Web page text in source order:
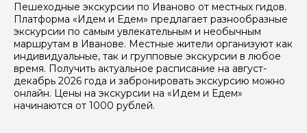
Пешеходные экскурсии по Иваново от местных гидов.
Платформа «Идем и Едем» предлагает разнообразные
экскурсии по самым увлекательным и необычным
маршрутам в Иванове. Местные жители организуют как
индивидуальные, так и групповые экскурсии в любое
время. Получить актуальное расписание на август-
декабрь 2026 года и забронировать экскурсию можно
онлайн. Цены на экскурсии на «Идем и Едем»
начинаются от 1000 рублей.
Я даю своё согласие на обработку персональных
данных
Отправить